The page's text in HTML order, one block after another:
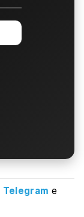
Telegram e